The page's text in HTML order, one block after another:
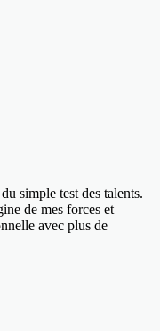
simple test des talents.
de mes forces et
avec plus de